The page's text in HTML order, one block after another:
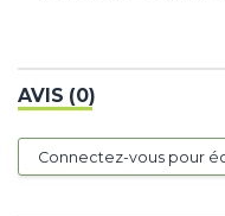
AVIS (0)
Connectez-vous pour